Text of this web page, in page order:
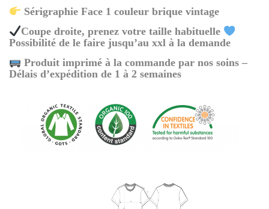
Sérigraphie Face 1 couleur brique vintage
Coupe droite, prenez votre taille habituelle
Possibilité de le faire jusqu’au xxl à la demande
Produit imprimé à la commande par nos soins –
Délais d’expédition de 1 à 2 semaines